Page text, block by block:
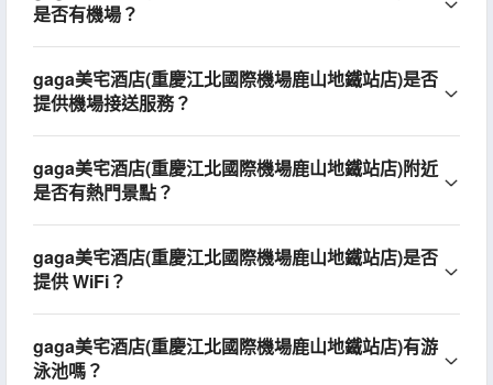
是否有機場？
gaga美宅酒店(重慶江北國際機場鹿山地鐵站店)是否
提供機場接送服務？
gaga美宅酒店(重慶江北國際機場鹿山地鐵站店)附近
是否有熱門景點？
gaga美宅酒店(重慶江北國際機場鹿山地鐵站店)是否
提供 WiFi？
gaga美宅酒店(重慶江北國際機場鹿山地鐵站店)有游
泳池嗎？